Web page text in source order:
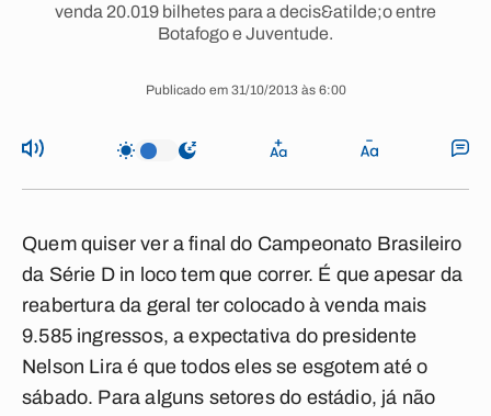
venda 20.019 bilhetes para a decis&atilde;o entre
Botafogo e Juventude.
Publicado em 31/10/2013 às 6:00
Quem quiser ver a final do Campeonato Brasileiro
da Série D in loco tem que correr. É que apesar da
reabertura da geral ter colocado à venda mais
9.585 ingressos, a expectativa do presidente
Nelson Lira é que todos eles se esgotem até o
sábado. Para alguns setores do estádio, já não